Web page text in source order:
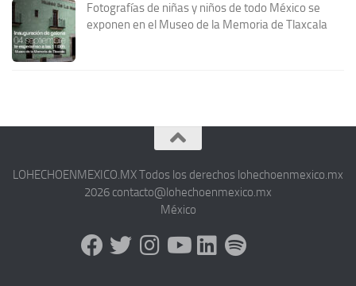
Fotografías de niñas y niños de todo México se
exponen en el Museo de la Memoria de Tlaxcala
LOHECHOENMEXICO.MX Todos los derechos lohechoenmexico.mx
2026 contacto@lohechoenmexico.mx
México